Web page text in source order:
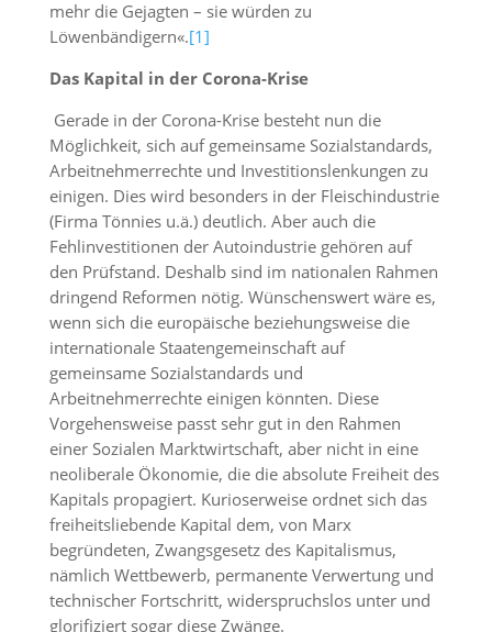
mehr die Gejagten – sie würden zu
Löwenbändigern«.[1]
Das Kapital in der Corona-Krise
Gerade in der Corona-Krise besteht nun die
Möglichkeit, sich auf gemeinsame Sozialstandards,
Arbeitnehmerrechte und Investitionslenkungen zu
einigen. Dies wird besonders in der Fleischindustrie
(Firma Tönnies u.ä.) deutlich. Aber auch die
Fehlinvestitionen der Autoindustrie gehören auf
den Prüfstand. Deshalb sind im nationalen Rahmen
dringend Reformen nötig. Wünschenswert wäre es,
wenn sich die europäische beziehungsweise die
internationale Staatengemeinschaft auf
gemeinsame Sozialstandards und
Arbeitnehmerrechte einigen könnten. Diese
Vorgehensweise passt sehr gut in den Rahmen
einer Sozialen Marktwirtschaft, aber nicht in eine
neoliberale Ökonomie, die die absolute Freiheit des
Kapitals propagiert. Kurioserweise ordnet sich das
freiheitsliebende Kapital dem, von Marx
begründeten, Zwangsgesetz des Kapitalismus,
nämlich Wettbewerb, permanente Verwertung und
technischer Fortschritt, widerspruchslos unter und
glorifiziert sogar diese Zwänge.